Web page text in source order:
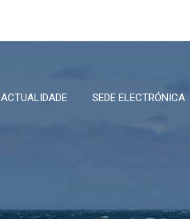
ACTUALIDADE SEDE ELECTRÓNICA